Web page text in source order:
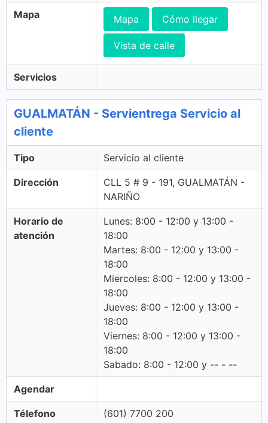
Mapa Mapa Cómo llegar
Vista de calle
Servicios
GUALMATÁN - Servientrega Servicio al
cliente
Tipo Servicio al cliente
Dirección
CLL 5 # 9 - 191, GUALMATÁN -
NARIÑO
Horario de
atención
Lunes: 8:00 - 12:00 y 13:00 -
18:00
Martes: 8:00 - 12:00 y 13:00 -
18:00
Miercoles: 8:00 - 12:00 y 13:00 -
18:00
Jueves: 8:00 - 12:00 y 13:00 -
18:00
Viernes: 8:00 - 12:00 y 13:00 -
18:00
Sabado: 8:00 - 12:00 y -- - --
Agendar
Télefono (601) 7700 200